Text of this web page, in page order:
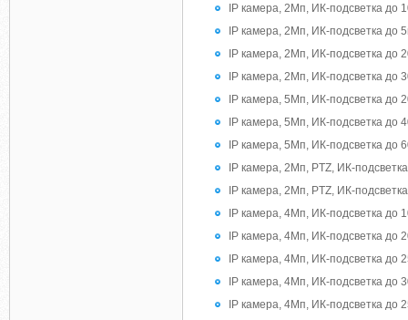
IP камера, 2Мп, ИК-подсветка до
IP камера, 2Мп, ИК-подсветка до
IP камера, 2Мп, ИК-подсветка до
IP камера, 2Мп, ИК-подсветка до
IP камера, 5Мп, ИК-подсветка до
IP камера, 5Мп, ИК-подсветка до
IP камера, 5Мп, ИК-подсветка до
IP камера, 2Мп, PTZ, ИК-
IP камера, 2Мп, PTZ, ИК-
IP камера, 4Мп, ИК-подсветка до
IP камера, 4Мп, ИК-подсветка до
IP камера, 4Мп, ИК-подсветка до
IP камера, 4Мп, ИК-подсветка до
IP камера, 4Мп, ИК-подсветка до